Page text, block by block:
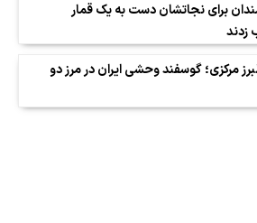
برای نجاتشان دست به یک قمار
مرکزی؛ گوسفند وحشی ایران در مرز دو